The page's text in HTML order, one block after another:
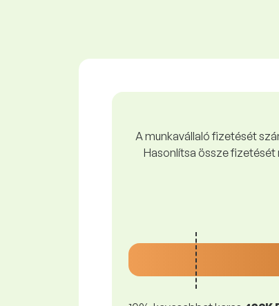
A munkavállaló fizetését
Hasonlítsa össze fizetését